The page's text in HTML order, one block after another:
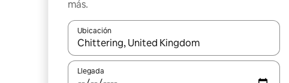
más.
Ubicación
Cuando los resultados estén disponibles, navega con
Llegada